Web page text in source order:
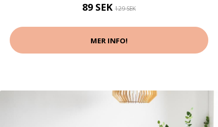
89 SEK 129 SEK
MER INFO!